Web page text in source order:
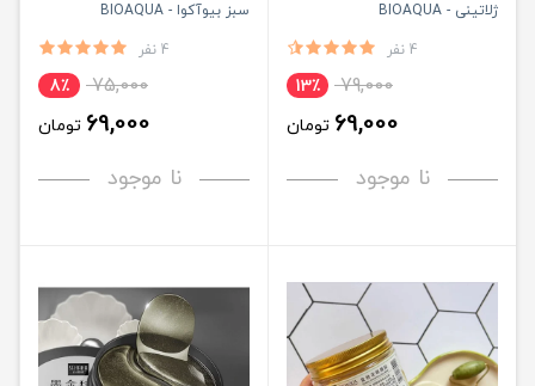
ژلاتینی - BIOAQUA
4 نفر
79,000 13٪
69,000 تومان
نا موجود
سبز بیوآکوا - BIOAQUA
4 نفر
75,000 8٪
69,000 تومان
نا موجود